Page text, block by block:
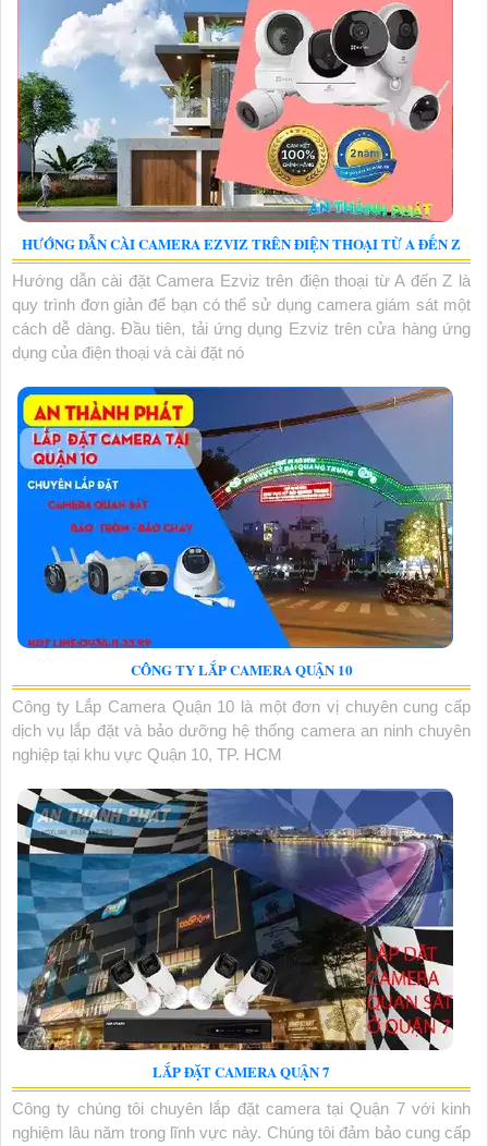
HƯỚNG DẪN CÀI CAMERA EZVIZ TRÊN ĐIỆN THOẠI TỪ A ĐẾN Z
Hướng dẫn cài đặt Camera Ezviz trên điện thoại từ A đến Z là
quy trình đơn giản để bạn có thể sử dụng camera giám sát một
cách dễ dàng. Đầu tiên, tải ứng dụng Ezviz trên cửa hàng ứng
dụng của điện thoại và cài đặt nó
CÔNG TY LẮP CAMERA QUẬN 10
Công ty Lắp Camera Quận 10 là một đơn vị chuyên cung cấp
dịch vụ lắp đặt và bảo dưỡng hệ thống camera an ninh chuyên
nghiệp tại khu vực Quận 10, TP. HCM
LẮP ĐẶT CAMERA QUẬN 7
Công ty chúng tôi chuyên lắp đặt camera tại Quận 7 với kinh
nghiệm lâu năm trong lĩnh vực này. Chúng tôi đảm bảo cung cấp